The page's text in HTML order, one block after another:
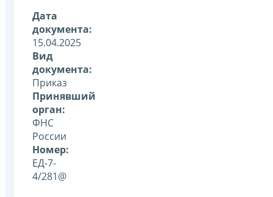
Дата
документа:
15.04.2025
Вид
документа:
Приказ
Принявший
орган:
ФНС
России
Номер:
ЕД-7-
4/281@